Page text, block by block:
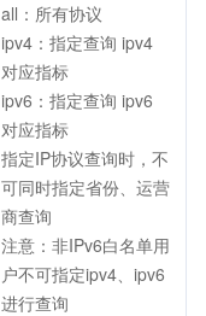
all：所有协议
ipv4：指定查询 ipv4
对应指标
ipv6：指定查询 ipv6
对应指标
指定IP协议查询时，不
可同时指定省份、运营
商查询
注意：非IPv6白名单用
户不可指定ipv4、ipv6
进行查询